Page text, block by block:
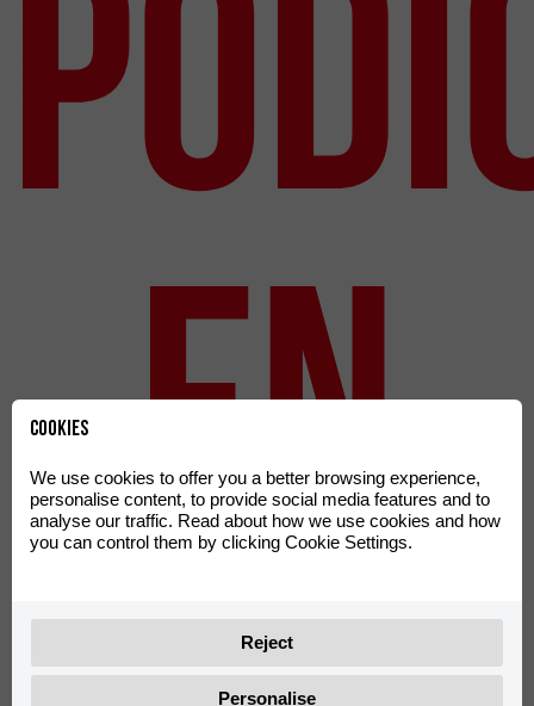
EN
Cookies
We use cookies to offer you a better browsing experience,
personalise content, to provide social media features and to
analyse our traffic. Read about how we use cookies and how
you can control them by clicking Cookie Settings.
Reject
Personalise